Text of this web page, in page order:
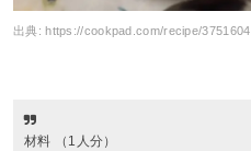
出典:https://cookpad.com/recipe/3751604
材料 （1人分）